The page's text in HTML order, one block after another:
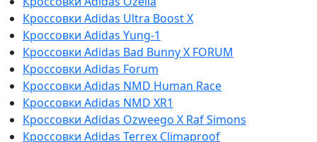
Кроссовки Adidas Ultra Boost X
Кроссовки Adidas Yung-1
Кроссовки Adidas Bad Bunny X FORUM
Кроссовки Adidas Forum
Кроссовки Adidas NMD Human Race
Кроссовки Adidas NMD XR1
Кроссовки Adidas Ozweego Х Raf Simons
Кроссовки Adidas Terrex Climaproof